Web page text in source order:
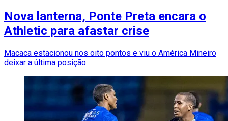
Nova lanterna, Ponte Preta encara o
Athletic para afastar crise
Macaca estacionou nos oito pontos e viu o América Mineiro
deixar a última posição